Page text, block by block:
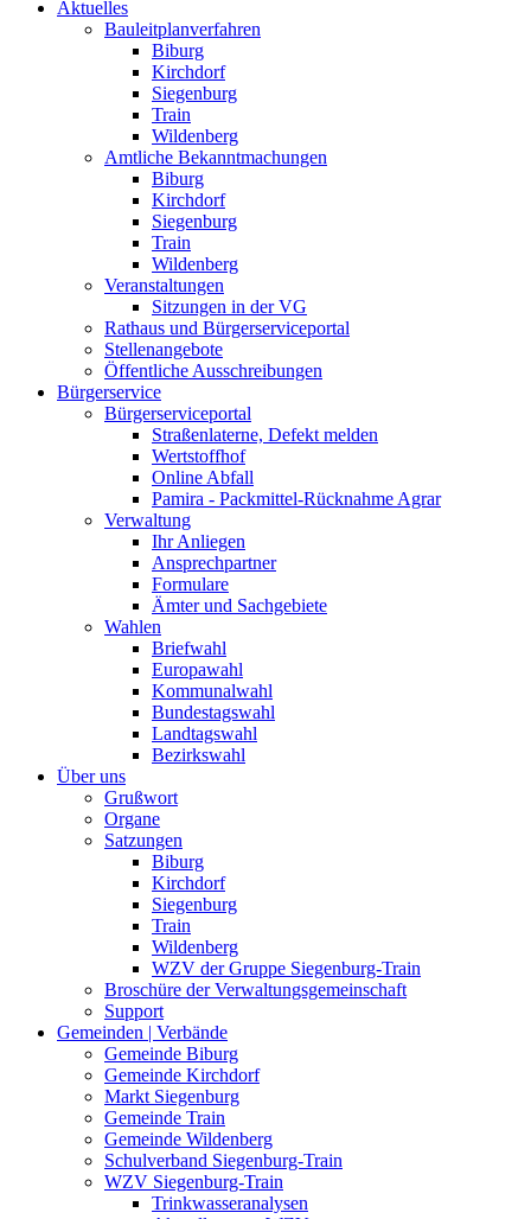
Aktuelles
Bauleitplanverfahren
Biburg
Kirchdorf
Siegenburg
Train
Wildenberg
Amtliche Bekanntmachungen
Biburg
Kirchdorf
Siegenburg
Train
Wildenberg
Veranstaltungen
Sitzungen in der VG
Rathaus und Bürgerserviceportal
Stellenangebote
Öffentliche Ausschreibungen
Bürgerservice
Bürgerserviceportal
Straßenlaterne, Defekt melden
Wertstoffhof
Online Abfall
Pamira - Packmittel-Rücknahme Agrar
Verwaltung
Ihr Anliegen
Ansprechpartner
Formulare
Ämter und Sachgebiete
Wahlen
Briefwahl
Europawahl
Kommunalwahl
Bundestagswahl
Landtagswahl
Bezirkswahl
Über uns
Grußwort
Organe
Satzungen
Biburg
Kirchdorf
Siegenburg
Train
Wildenberg
WZV der Gruppe Siegenburg-Train
Broschüre der Verwaltungsgemeinschaft
Support
Gemeinden | Verbände
Gemeinde Biburg
Gemeinde Kirchdorf
Markt Siegenburg
Gemeinde Train
Gemeinde Wildenberg
Schulverband Siegenburg-Train
WZV Siegenburg-Train
Trinkwasseranalysen